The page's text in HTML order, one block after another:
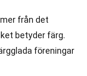
från det
betyder färg.
föreningar